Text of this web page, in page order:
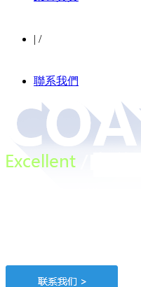
| /
聯系我們